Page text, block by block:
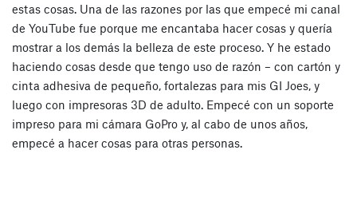
estas cosas. Una de las razones por las que empecé mi canal
de YouTube fue porque me encantaba hacer cosas y quería
mostrar a los demás la belleza de este proceso. Y he estado
haciendo cosas desde que tengo uso de razón – con cartón y
cinta adhesiva de pequeño, fortalezas para mis GI Joes, y
luego con impresoras 3D de adulto. Empecé con un soporte
impreso para mi cámara GoPro y, al cabo de unos años,
empecé a hacer cosas para otras personas.